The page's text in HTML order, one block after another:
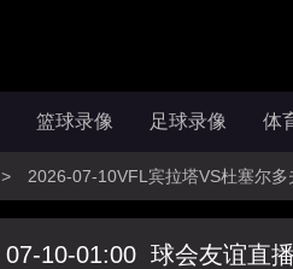
篮球录像 足球录像 体
> 2026-07-10VFL宾拉塔VS杜塞尔多
07-10-01:00 球会友谊直